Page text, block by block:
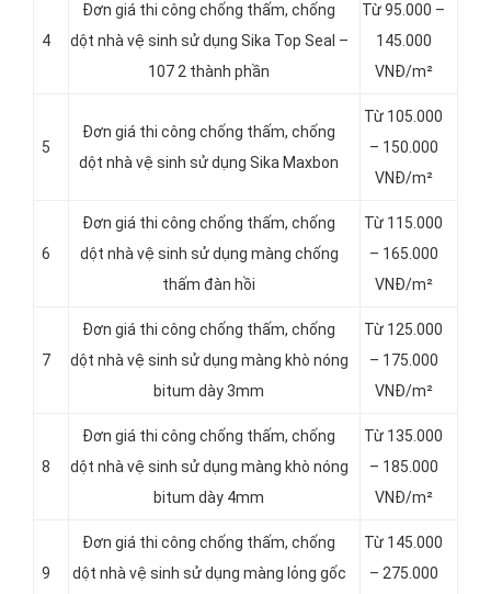
4
Đơn giá thi công chống thấm, chống
dột nhà vệ sinh sử dụng Sika Top Seal –
107 2 thành phần
Từ 95.000 –
145.000
VNĐ/m²
5
Đơn giá thi công chống thấm, chống
dột nhà vệ sinh sử dụng Sika Maxbon
Từ 105.000
– 150.000
VNĐ/m²
6
Đơn giá thi công chống thấm, chống
dột nhà vệ sinh sử dụng màng chống
thấm đàn hồi
Từ 115.000
– 165.000
VNĐ/m²
7
Đơn giá thi công chống thấm, chống
dột nhà vệ sinh sử dụng màng khò nóng
bitum dày 3mm
Từ 125.000
– 175.000
VNĐ/m²
8
Đơn giá thi công chống thấm, chống
dột nhà vệ sinh sử dụng màng khò nóng
bitum dày 4mm
Từ 135.000
– 185.000
VNĐ/m²
9
Đơn giá thi công chống thấm, chống
dột nhà vệ sinh sử dụng màng lỏng gốc
Từ 145.000
– 275.000